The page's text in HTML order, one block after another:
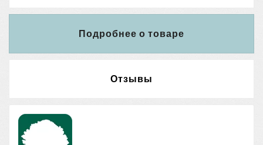
Подробнее о товаре
Отзывы